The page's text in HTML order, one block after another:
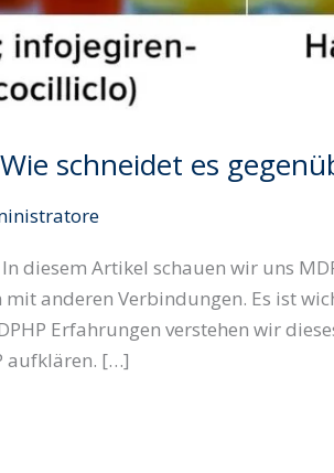
schneidet es
diesem Artikel schauen wir uns
anderen Verbindungen. Es ist
Erfahrungen verstehen wir
aufklären. […]